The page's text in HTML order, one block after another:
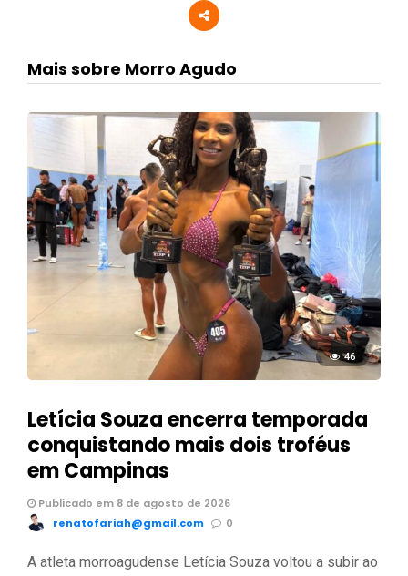
Mais sobre Morro Agudo
46
Letícia Souza encerra temporada
conquistando mais dois troféus
em Campinas
Publicado em 8 de agosto de 2026
renatofariah@gmail.com
0
A atleta morroagudense Letícia Souza voltou a subir ao